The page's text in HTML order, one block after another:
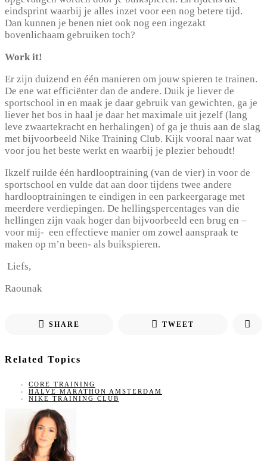
eindsprint waarbij je alles inzet voor een nog betere tijd.
Dan kunnen je benen niet ook nog een ingezakt
bovenlichaam gebruiken toch?
Work it!
Er zijn duizend en één manieren om jouw spieren te trainen.
De ene wat efficiënter dan de andere. Duik je liever de
sportschool in en maak je daar gebruik van gewichten, ga je
liever het bos in haal je daar het maximale uit jezelf (lang
leve zwaartekracht en herhalingen) of ga je thuis aan de slag
met bijvoorbeeld Nike Training Club. Kijk vooral naar wat
voor jou het beste werkt en waarbij je plezier behoudt!
Ikzelf ruilde één hardlooptraining (van de vier) in voor de
sportschool en vulde dat aan door tijdens twee andere
hardlooptrainingen te eindigen in een parkeergarage met
meerdere verdiepingen. De hellingspercentages van die
hellingen zijn vaak hoger dan bijvoorbeeld een brug en –
voor mij- een effectieve manier om zowel aanspraak te
maken op m’n been- als buikspieren.
Liefs,
Raounak
SHARE TWEET
Related Topics
CORE TRAINING
HALVE MARATHON AMSTERDAM
NIKE TRAINING CLUB